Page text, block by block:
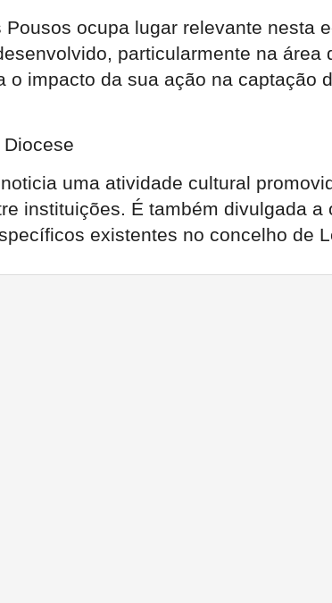
ocupa lugar relevante
particularmente na
o impacto da sua ação na
uma atividade cultural
instituições. É também divulgada
existentes no concelho de